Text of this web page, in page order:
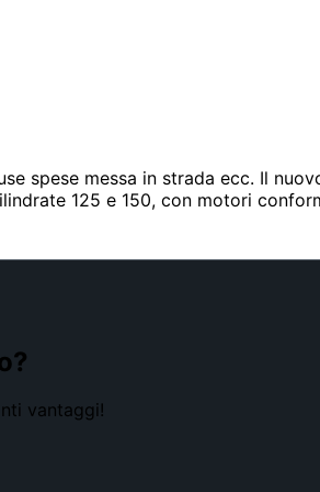
spese messa in strada ecc. Il
125 e 150, con motori
vantaggi!